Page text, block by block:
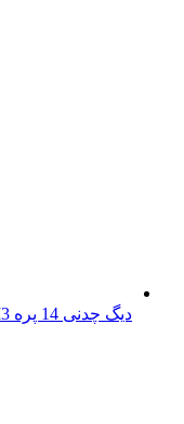
دیگ چدنی 14 پره MI3 مدل Hyper-14